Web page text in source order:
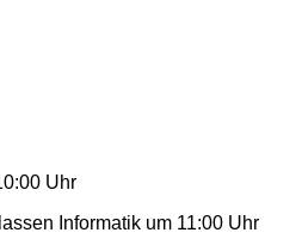
Uhr
Informatik um 11:00 Uhr